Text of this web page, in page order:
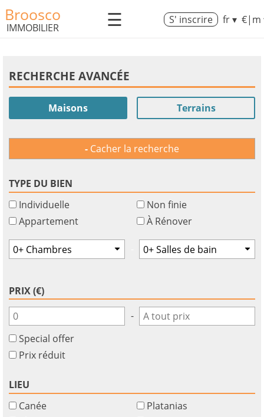
Broosco
IMMOBILIER ☰ S' inscrire fr ▾ €|m
RECHERCHE AVANCÉE
Maisons Terrains
Cacher la recherche
TYPE DU BIEN
Individuelle
Appartement
Non finie
À Rénover
PRIX (€)
-
Special offer
Prix réduit
LIEU
Canée
Platanias